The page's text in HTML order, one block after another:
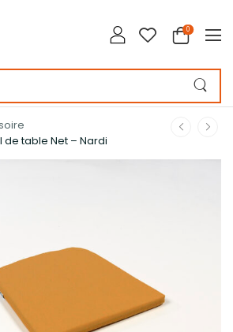
0
de table Net – Nardi